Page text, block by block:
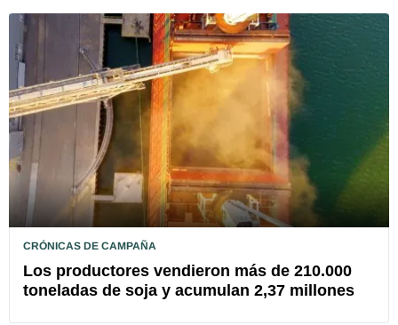
CRÓNICAS DE CAMPAÑA
Los productores vendieron más de 210.000
toneladas de soja y acumulan 2,37 millones